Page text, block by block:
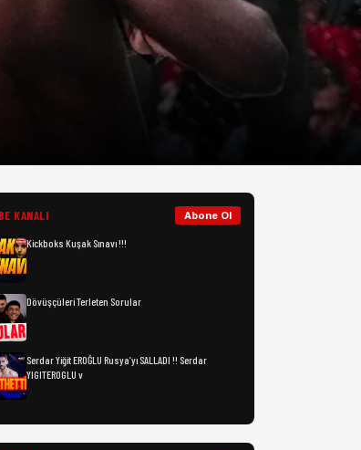
KANALI Abone Ol
Kickboks Kuşak Sınavı !!!
Dövüşçüleri Terleten Sorular
Serdar Yiğit EROĞLU Rusya’yı SALLADI !! Serdar
YIGITEROGLU v